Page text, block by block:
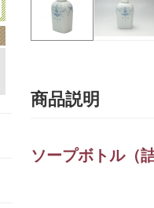
商品説明
ソープボトル（